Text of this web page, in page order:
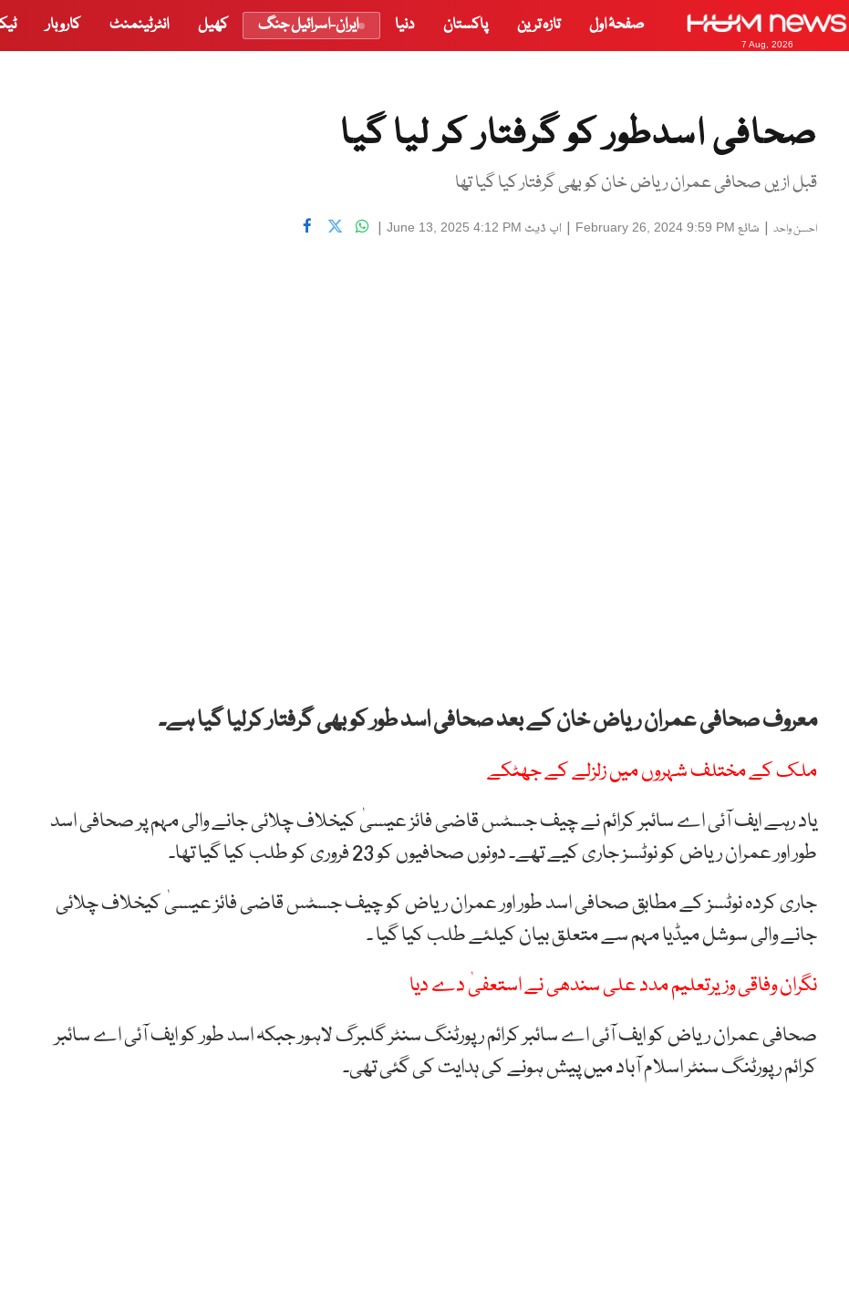
7 Aug, 2026
صفحۂ اول تازہ ترین پاکستان دنیا ایران-اسرائیل جنگ کھیل انٹرٹینمنٹ کاروبار
صحافی اسدطور کو گرفتار کر لیا گیا
قبل ازیں صحافی عمران ریاض خان کو بھی گرفتار کیا گیا تھا
احسن واحد | شائع February 26, 2024 9:59 PM
| اپ ڈیٹ June 13, 2025 4:12 PM
|
معروف صحافی عمران ریاض خان کے بعد صحافی اسد طور کو بھی گرفتار کرلیا گیا ہے۔
ملک کے مختلف شہروں میں زلزلے کے جھٹکے
یاد رہے ایف آئی اے سائبر کرائم نے چیف جسٹس قاضی فائز عیسیٰ کیخلاف چلائی جانے والی مہم پر صحافی اسد
طور اور عمران ریاض کو نوٹسز جاری کیے تھے۔ دونوں صحافیوں کو 23 فروری کو طلب کیا گیا تھا۔
جاری کردہ نوٹسز کے مطابق صحافی اسد طور اور عمران ریاض کو چیف جسٹس قاضی فائز عیسیٰ کیخلاف چلائی
جانے والی سوشل میڈیا مہم سے متعلق بیان کیلئے طلب کیا گیا ۔
نگران وفاقی وزیرتعلیم مدد علی سندھی نے استعفیٰ دے دیا
صحافی عمران ریاض کو ایف آئی اے سائبر کرائم رپورٹنگ سنٹر گلبرگ لاہور جبکہ اسد طور کو ایف آئی اے سائبر
کرائم رپورٹنگ سنٹر اسلام آباد میں پیش ہونے کی ہدایت کی گئی تھی۔